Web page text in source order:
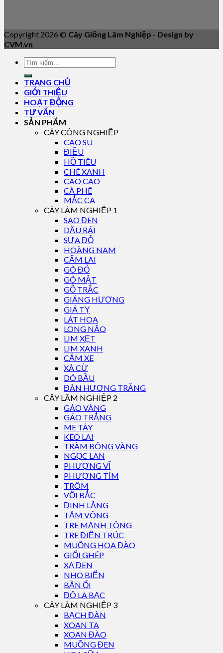
Copyright 2026 © Cây Giống Lâm Nghiệp - Design by
CVM.vn
TRANG CHỦ
GIỚI THIỆU
HOẠT ĐỘNG
TƯ VẤN
SẢN PHẨM
CÂY CÔNG NGHIỆP
CAO SU
ĐIỀU
HỒ TIÊU
CHÈ XANH
CAO CAO
CÀ PHÊ
MẮC CA
CÂY LÂM NGHIỆP 1
SAO ĐEN
DẦU RÁI
SƯA ĐỎ
HOÀNG NAM
CẨM LAI
GÕ ĐỎ
GÕ MẬT
GỖ TRẮC
GIÁNG HƯƠNG
GIÁ TỴ
LÁT HOA
LONG NÃO
LIM XẸT
LIM XANH
CĂM XE
XÀ CỪ
DÓ BẦU
ĐÀN HƯƠNG TRẮNG
CÂY LÂM NGHIỆP 2
GÁO VÀNG
GÁO TRẮNG
ME TÂY
KEO LAI
TRÀM BÔNG VÀNG
NGỌC LAN
PHƯỢNG VĨ
PHƯỢNG TÍM
TRÔM
VỐI BẮC
ĐINH LĂNG
TẦM VÔNG
TRE MẠNH TÔNG
TRE ĐIỀN TRÚC
MUỒNG HOA ĐÀO
GIỔI GHÉP
XẠ ĐEN
NHO BIỂN
BẦN ỔI
ĐÔ LA BẠC
CÂY LÂM NGHIỆP 3
BẠCH ĐÀN
XOAN TA
XOAN ĐÀO
MUỒNG ĐEN